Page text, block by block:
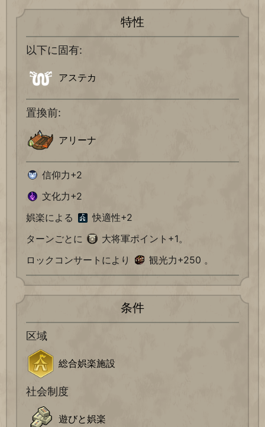
特性
以下に固有:
アステカ
置換前:
アリーナ
信仰力+2
文化力+2
娯楽による
快適性+2
ターンごとに
大将軍ポイント+1。
ロックコンサートにより
観光力+250 。
条件
区域
総合娯楽施設
社会制度
遊びと娯楽